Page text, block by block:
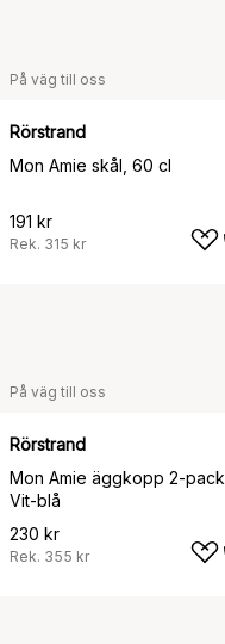
På väg till oss
Rörstrand
Mon Amie skål, 60 cl
191 kr
Rek. 315 kr
På väg till oss
Rörstrand
Mon Amie äggkopp 2-pack,
Vit-blå
230 kr
Rek. 355 kr